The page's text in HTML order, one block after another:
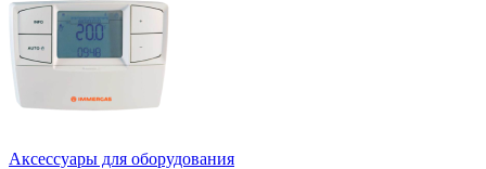
Аксессуары для оборудования